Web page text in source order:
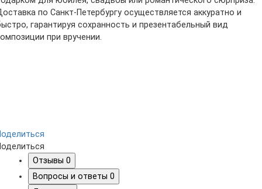
по Санкт-Петербургу осуществляется аккуратно и
гарантируя сохранность и презентабельный вид
при вручении.
Отзывы 0
Вопросы и ответы 0